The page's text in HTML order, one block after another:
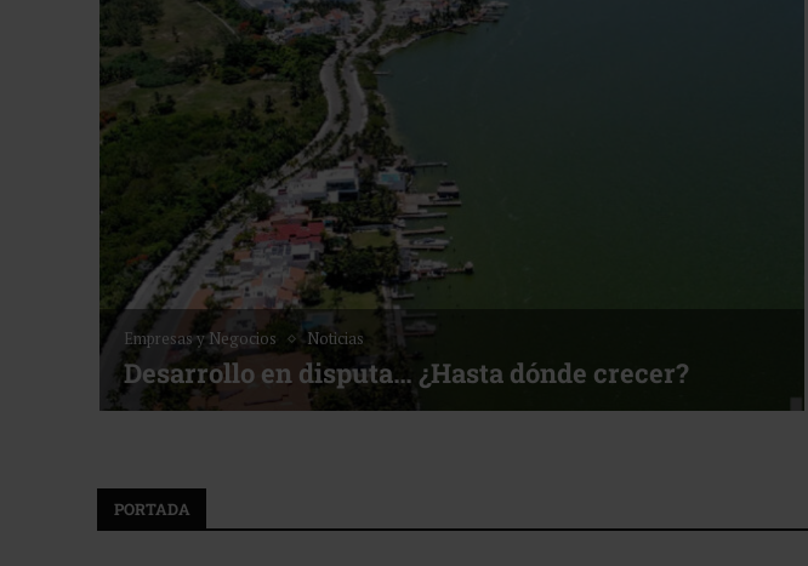
Noticias
Bottega, un viaje servido a la mesa
PORTADA